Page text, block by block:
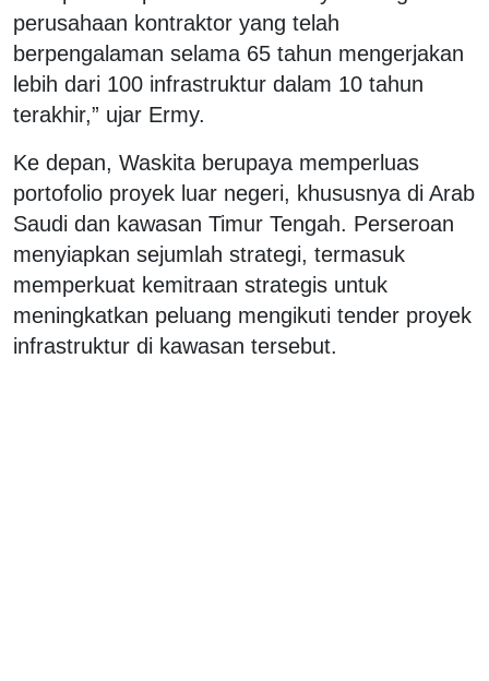
perusahaan kontraktor yang telah
berpengalaman selama 65 tahun mengerjakan
lebih dari 100 infrastruktur dalam 10 tahun
terakhir,” ujar Ermy.
Ke depan, Waskita berupaya memperluas
portofolio proyek luar negeri, khususnya di Arab
Saudi dan kawasan Timur Tengah. Perseroan
menyiapkan sejumlah strategi, termasuk
memperkuat kemitraan strategis untuk
meningkatkan peluang mengikuti tender proyek
infrastruktur di kawasan tersebut.